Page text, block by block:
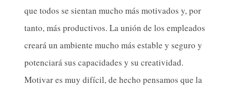
que todos se sientan mucho más motivados y, por
tanto, más productivos. La unión de los empleados
creará un ambiente mucho más estable y seguro y
potenciará sus capacidades y su creatividad.
Motivar es muy difícil, de hecho pensamos que la